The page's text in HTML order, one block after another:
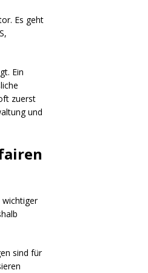
Es geht
Ein
zuerst
und
wichtiger
sind für